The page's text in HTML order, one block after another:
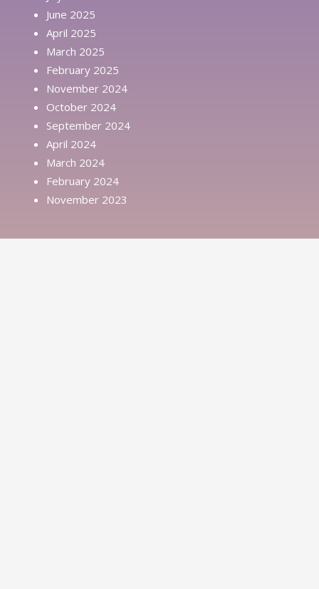
June 2025
April 2025
March 2025
February 2025
November 2024
October 2024
September 2024
April 2024
March 2024
February 2024
November 2023